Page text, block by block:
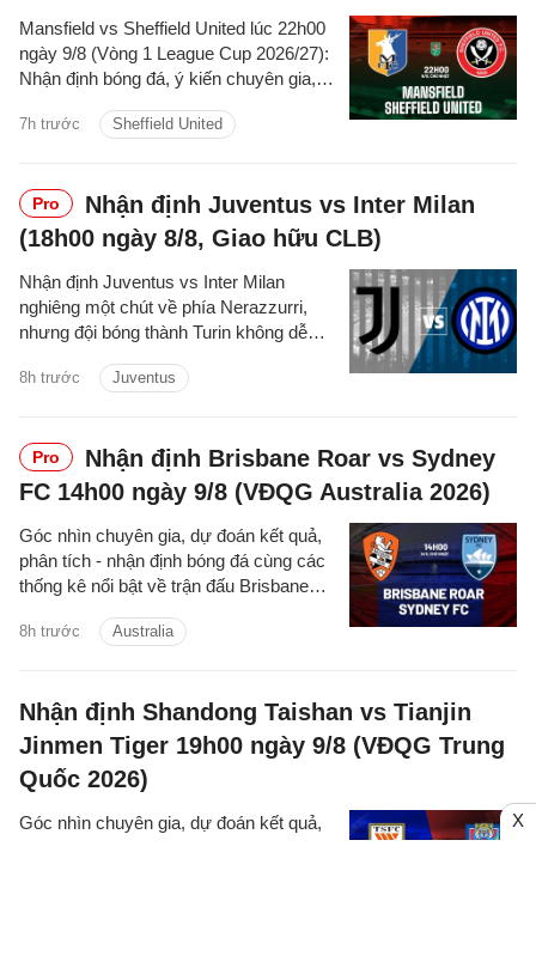
7h trước Sheffield United
Mansfield vs Sheffield United lúc 22h00
ngày 9/8 (Vòng 1 League Cup 2026/27):
Nhận định bóng đá, ý kiến chuyên gia,
thống kê về phong độ hai đội.
Pro
Nhận định Juventus vs Inter Milan
(18h00 ngày 8/8, Giao hữu CLB)
8h trước Juventus
Nhận định Juventus vs Inter Milan
nghiêng một chút về phía Nerazzurri,
nhưng đội bóng thành Turin không dễ
Pro
Nhận định Brisbane Roar vs Sydney
FC 14h00 ngày 9/8 (VĐQG Australia 2026)
8h trước Australia
Góc nhìn chuyên gia, dự đoán kết quả,
phân tích - nhận định bóng đá cùng các
thống kê nổi bật về trận đấu Brisbane
Australia hôm nay.
Nhận định Shandong Taishan vs Tianjin
Jinmen Tiger 19h00 ngày 9/8 (VĐQG Trung
Quốc 2026)
Góc nhìn chuyên gia, dự đoán kết quả,
X